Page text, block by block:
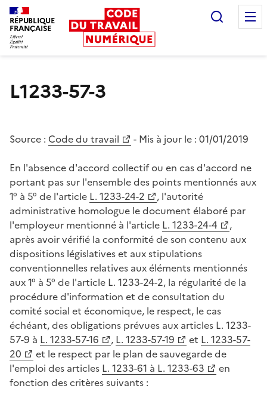
RÉPUBLIQUE
FRANÇAISE
L1233-57-3
Source : Code du travail - Mis à jour le : 01/01/2019
En l'absence d'accord collectif ou en cas d'accord ne
portant pas sur l'ensemble des points mentionnés aux
1° à 5° de l'article L. 1233-24-2
, l'autorité
administrative homologue le document élaboré par
l'employeur mentionné à l'article L. 1233-24-4
,
après avoir vérifié la conformité de son contenu aux
dispositions législatives et aux stipulations
conventionnelles relatives aux éléments mentionnés
aux 1° à 5° de l'article L. 1233-24-2, la régularité de la
procédure d'information et de consultation du
comité social et économique, le respect, le cas
échéant, des obligations prévues aux articles L. 1233-
57-9 à L. 1233-57-16 , L. 1233-57-19 et L. 1233-57-
20
et le respect par le plan de sauvegarde de
l'emploi des articles L. 1233-61 à L. 1233-63
en
fonction des critères suivants :